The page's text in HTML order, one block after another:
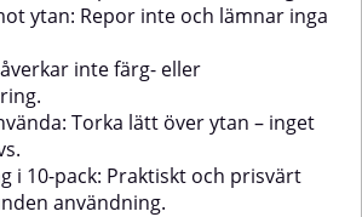
lackskydd och andra
medelSpecifikationerStorlek: 330
x 330 mmFärg: GulAntal per
paket: 2 stMed Mirka
och skonsam rengöringsduk som
som i hemmet – alltid med ett
professionellt resultat.
ytan: Repor inte och lämnar inga
inte färg- eller
Torka lätt över ytan – inget
i 10-pack: Praktiskt och prisvärt
användning.